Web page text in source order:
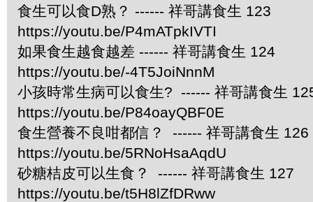
食生可以食D熟？ ------ 祥哥講食生 123
https://youtu.be/P4mATpkIVTI
如果食生越食越差 ------ 祥哥講食生 124
https://youtu.be/-4T5JoiNnnM
小孩時常生病可以食生? ------ 祥哥講食生
https://youtu.be/P84oayQBF0E
食生營養不良咁都信？ ------ 祥哥講食生 126
https://youtu.be/5RNoHsaAqdU
砂糖桔皮可以生食？ ------ 祥哥講食生 127
https://youtu.be/t5H8lZfDRww